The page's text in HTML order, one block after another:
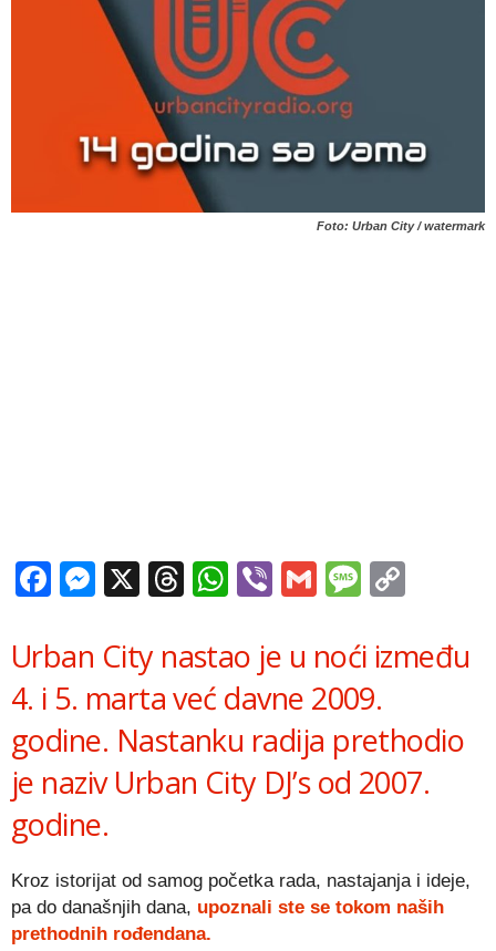
Foto: Urban City / watermark
Facebook
Messenger
X Threads
WhatsApp
ViberGmail
Urban City nastao je u noći između
4. i 5. marta već davne 2009.
godine. Nastanku radija prethodio
je naziv Urban City DJ’s od 2007.
godine.
Kroz istorijat od samog početka rada, nastajanja i ideje,
pa do današnjih dana, upoznali ste se tokom naših
prethodnih rođendana.